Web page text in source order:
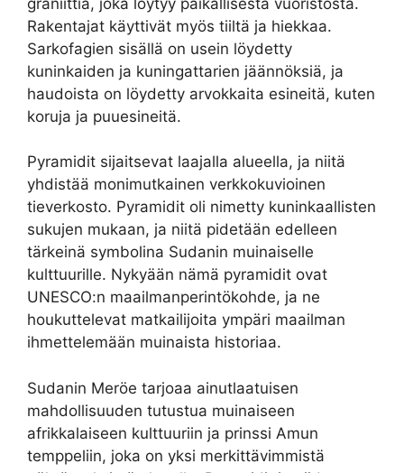
Rakentajat käyttivät myös tiiltä ja hiekkaa.
Sarkofagien sisällä on usein löydetty
kuninkaiden ja kuningattarien jäännöksiä, ja
haudoista on löydetty arvokkaita esineitä, kuten
koruja ja puuesineitä.
Pyramidit sijaitsevat laajalla alueella, ja niitä
yhdistää monimutkainen verkkokuvioinen
tieverkosto. Pyramidit oli nimetty kuninkaallisten
sukujen mukaan, ja niitä pidetään edelleen
tärkeinä symbolina Sudanin muinaiselle
kulttuurille. Nykyään nämä pyramidit ovat
UNESCO:n maailmanperintökohde, ja ne
houkuttelevat matkailijoita ympäri maailman
ihmettelemään muinaista historiaa.
Sudanin Meröe tarjoaa ainutlaatuisen
mahdollisuuden tutustua muinaiseen
afrikkalaiseen kulttuuriin ja prinssi Amun
temppeliin, joka on yksi merkittävimmistä